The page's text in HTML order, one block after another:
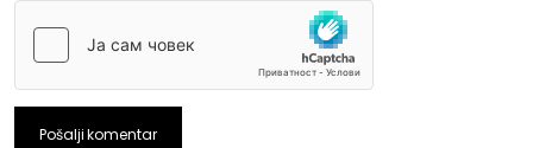
Pošalji komentar